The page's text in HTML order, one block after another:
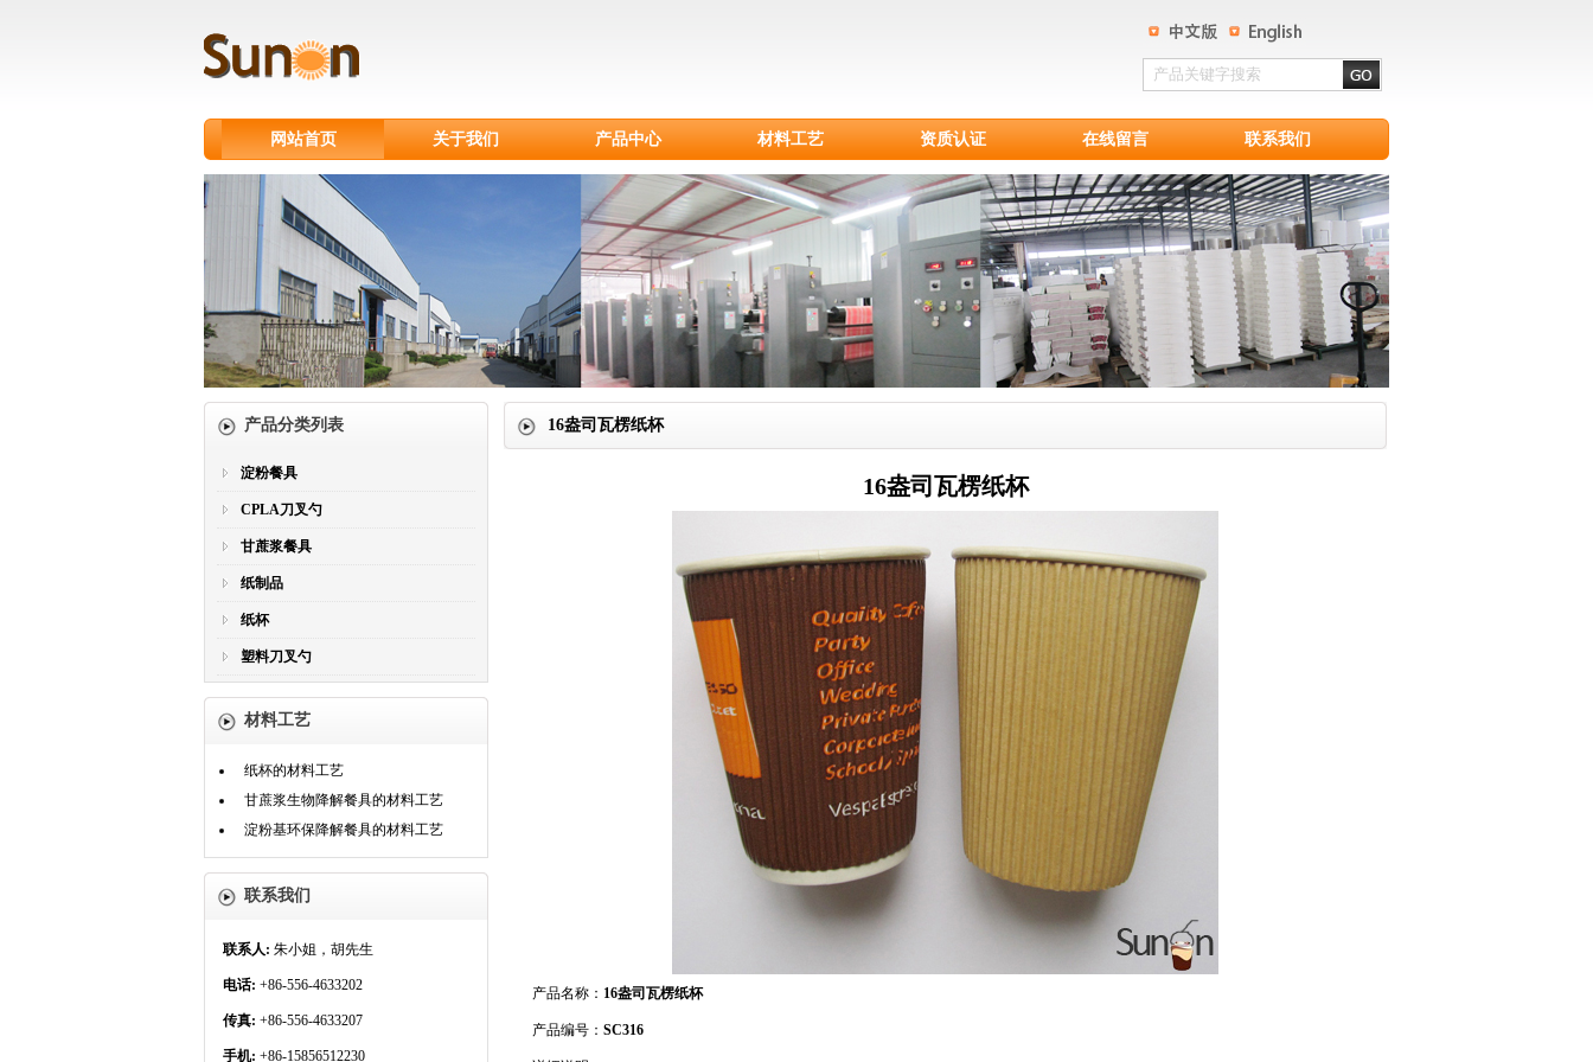
网站首页 关于我们 产品中心
淀粉餐具
CPLA刀叉勺
甘蔗浆餐具
纸制品
纸杯
塑料刀叉勺
材料工艺 资质认证 在线留言 联系我们
产品分类列表
淀粉餐具
CPLA刀叉勺
甘蔗浆餐具
纸制品
纸杯
塑料刀叉勺
材料工艺
纸杯的材料工艺
甘蔗浆生物降解餐具的材料工艺
淀粉基环保降解餐具的材料工艺
联系我们
联系人: 朱小姐，胡先生
电话: +86-556-4633202
传真: +86-556-4633207
手机: +86-15856512230
16盎司瓦楞纸杯
16盎司瓦楞纸杯
产品名称： 16盎司瓦楞纸杯
产品编号： SC316